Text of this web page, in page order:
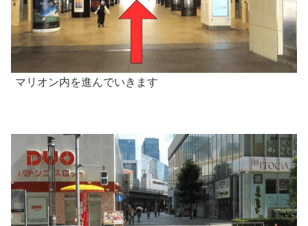
マリオン内を進んでいきます